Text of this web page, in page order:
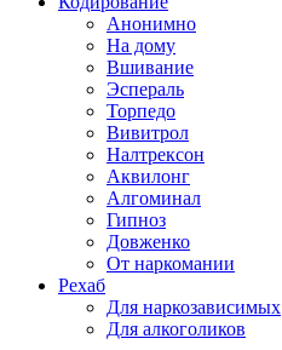
Анонимно
На дому
Вшивание
Эспераль
Торпедо
Вивитрол
Налтрексон
Аквилонг
Алгоминал
Гипноз
Довженко
От наркомании
Рехаб
Для наркозависимых
Для алкоголиков